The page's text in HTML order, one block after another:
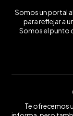
Somos un portal
para reflejar a
Somos el punto
Te ofrecemos